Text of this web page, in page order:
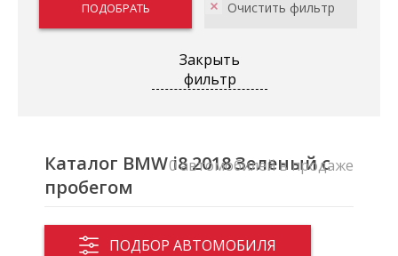
Закрыть
фильтр
Каталог BMW i8 2018 Зеленый с
пробегом
ПОДБОР АВТОМОБИЛЯ
0 автомобилей в продаже